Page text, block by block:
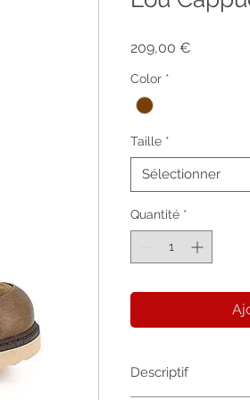
209,00 €
Color *
Taille *
Sélectionner
Quantité *
Descriptif